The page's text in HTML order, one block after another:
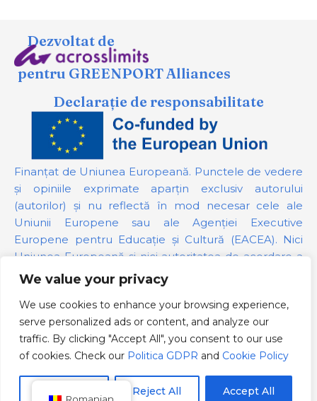
We value your privacy
We use cookies to enhance your browsing experience,
serve personalized ads or content, and analyze our
traffic. By clicking "Accept All", you consent to our use
of cookies. Check our Politica GDPR and Cookie Policy
Reject All Accept All
Dezvoltat de
pentru GREENPORT Alliances
Declarație de responsabilitate
Finanțat de Uniunea Europeană. Punctele de vedere
și opiniile exprimate aparțin exclusiv autorului
(autorilor) și nu reflectă în mod necesar cele ale
Uniunii Europene sau ale Agenției Executive
Europene pentru Educație și Cultură (EACEA). Nici
Uniunea Europeană și nici autoritatea de acordare a
finanțării nu pot fi trase la răspundere pentru acestea.
Numărul proiectului:101139879
Politica GDPR
Cookie Policy